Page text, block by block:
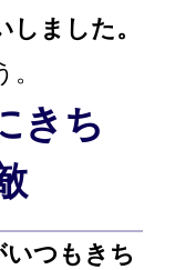
ました。
きち
いつもきち